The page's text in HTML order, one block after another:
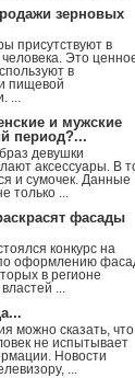
зерновых
присутствуют в
Это
в
пищевой
...
и мужские
период?...
девушки
аксессуары. В
и сумочек. Данные
только ...
фасады
конкурс на
оформлению
в регионе
...
можно сказать, что
не испытывает
Новости
...